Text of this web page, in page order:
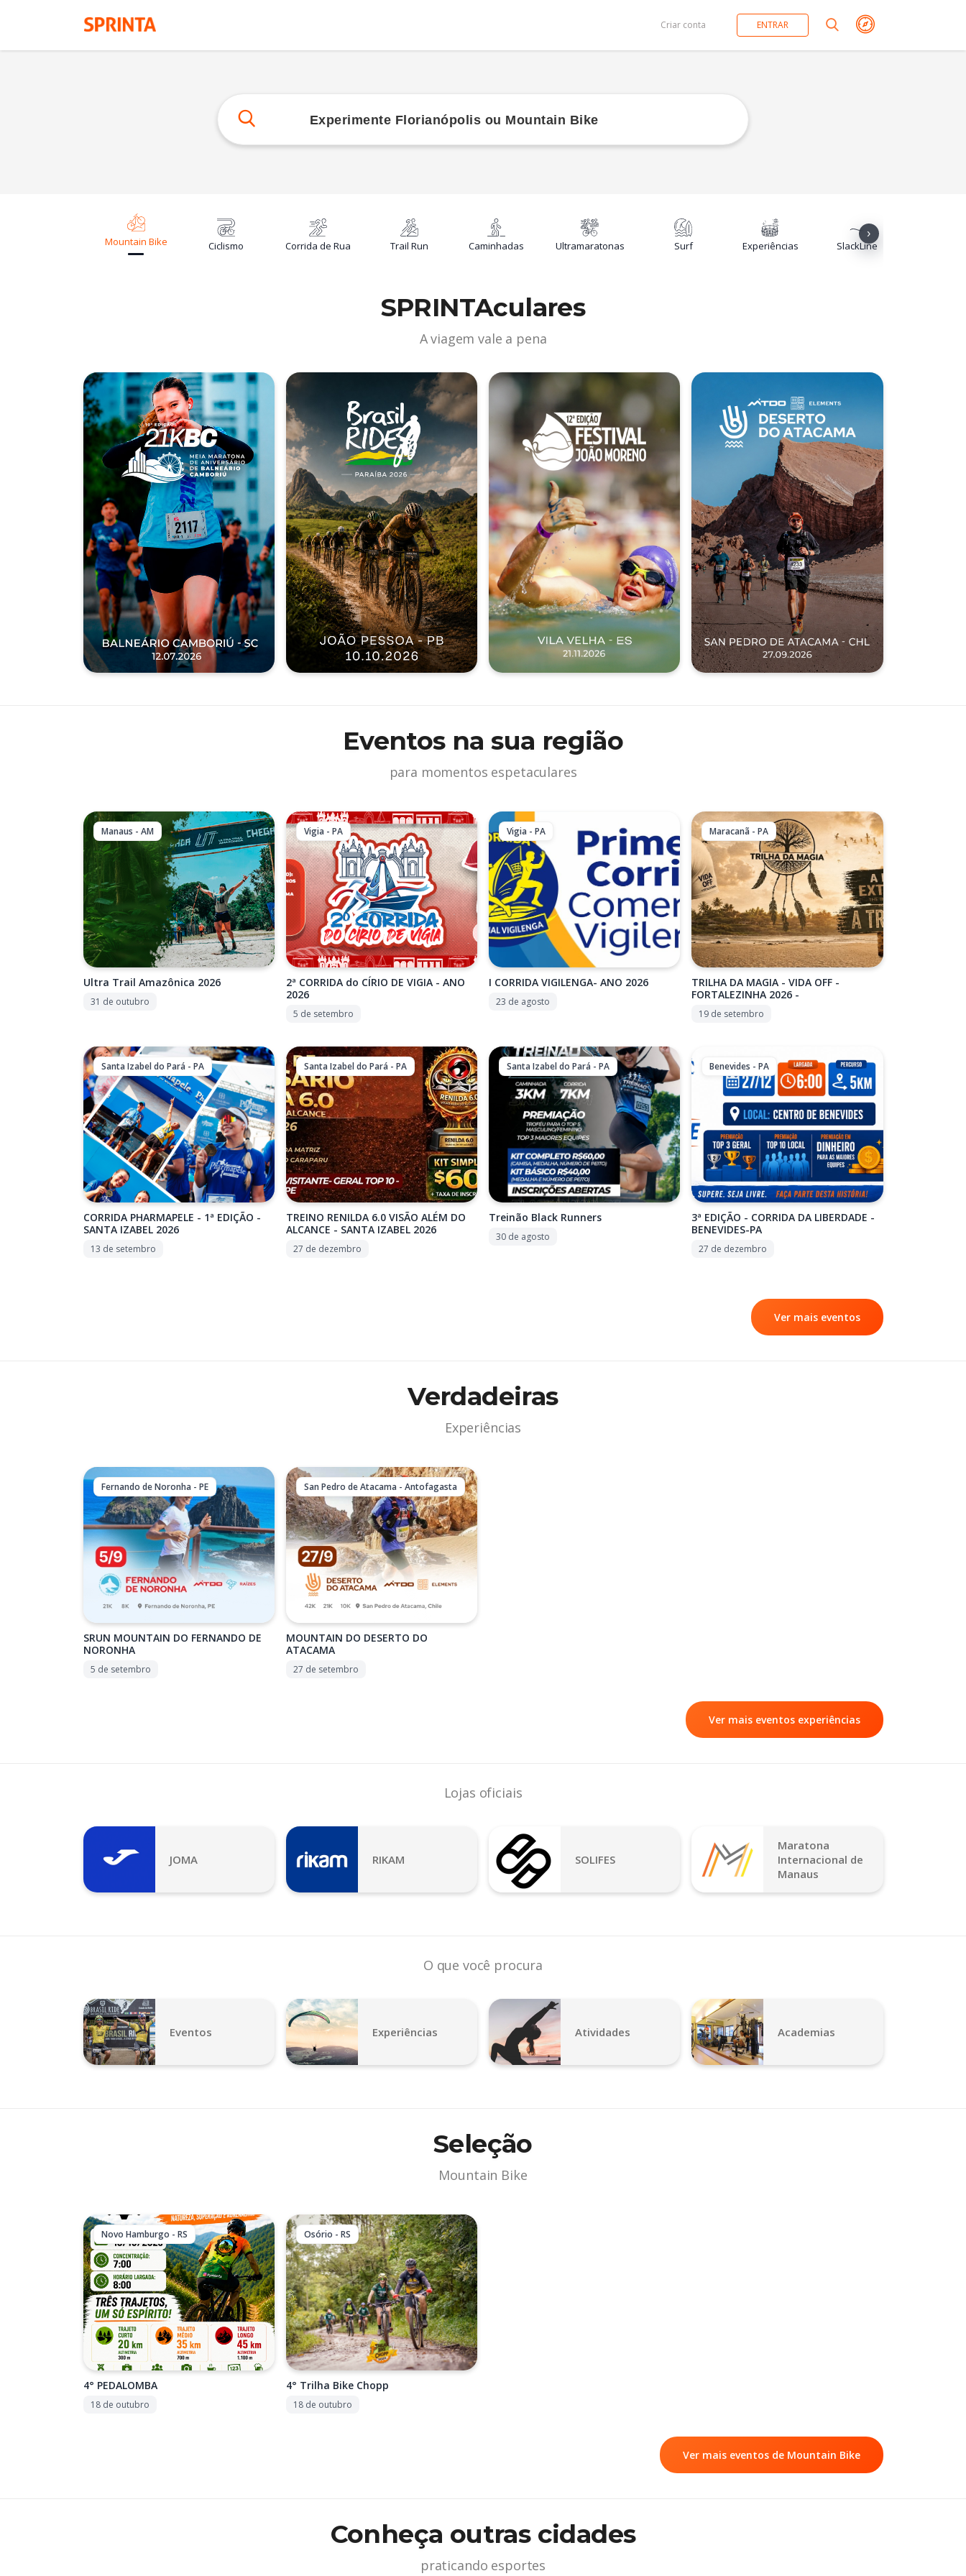
Criar conta ENTRAR
Mountain Bike Ciclismo Corrida de Rua Trail Run Caminhadas Ultramaratonas Surf Experiências SlackLine
›
SPRINTAculares
A viagem vale a pena
Eventos na sua região
para momentos espetaculares
Manaus - AM
Ultra Trail Amazônica 2026
31 de outubro
Vigia - PA
2ª CORRIDA do CÍRIO DE VIGIA - ANO
2026
5 de setembro
Vigia - PA
I CORRIDA VIGILENGA- ANO 2026
23 de agosto
Maracanã - PA
TRILHA DA MAGIA - VIDA OFF -
FORTALEZINHA 2026 -
19 de setembro
Santa Izabel do Pará - PA
CORRIDA PHARMAPELE - 1ª EDIÇÃO -
SANTA IZABEL 2026
13 de setembro
Santa Izabel do Pará - PA
TREINO RENILDA 6.0 VISÃO ALÉM DO
ALCANCE - SANTA IZABEL 2026
27 de dezembro
Santa Izabel do Pará - PA
Treinão Black Runners
30 de agosto
Benevides - PA
3ª EDIÇÃO - CORRIDA DA LIBERDADE -
BENEVIDES-PA
27 de dezembro
Ver mais eventos
Verdadeiras
Experiências
Fernando de Noronha - PE
SRUN MOUNTAIN DO FERNANDO DE
NORONHA
5 de setembro
San Pedro de Atacama - Antofagasta
MOUNTAIN DO DESERTO DO
ATACAMA
27 de setembro
Ver mais eventos experiências
Lojas oficiais
JOMA RIKAM SOLIFES
Maratona
Internacional de
Manaus
O que você procura
Eventos Experiências Atividades Academias
Seleção
Mountain Bike
Novo Hamburgo - RS
4° PEDALOMBA
18 de outubro
Osório - RS
4° Trilha Bike Chopp
18 de outubro
Ver mais eventos de Mountain Bike
Conheça outras cidades
praticando esportes